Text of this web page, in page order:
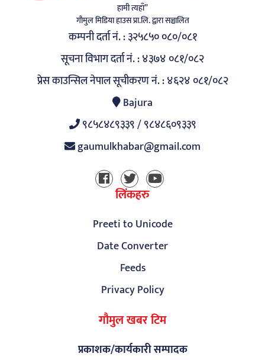
हामी त्यहाँ”
गाैमुल मिडिया हाउस प्रा.लि. द्वारा सञ्चालित
कम्पनी दर्ता नं. : ३२५८५० ०८०/०८१
सूचना विभाग दर्ता नं. : ४३७४ ०८१/०८२
प्रेस काउन्सिल नेपाल सूचीकरण नं. : ४६२४ ०८१/०८२
Bajura
९८५८४८९३३९ / ९८४८६०९३३९
gaumulkhabar@gmail.com
लिंकहरु
Preeti to Unicode
Date Converter
Feeds
Privacy Policy
गौमुल खबर टिम
प्रकाशक/कार्यकारी सम्पादक